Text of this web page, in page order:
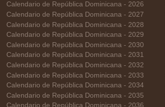
Calendario de República Dominicana - 2026
Calendario de República Dominicana - 2027
Calendario de República Dominicana - 2028
Calendario de República Dominicana - 2029
Calendario de República Dominicana - 2030
Calendario de República Dominicana - 2031
Calendario de República Dominicana - 2032
Calendario de República Dominicana - 2033
Calendario de República Dominicana - 2034
Calendario de República Dominicana - 2035
Calendario de República Dominicana - 2036